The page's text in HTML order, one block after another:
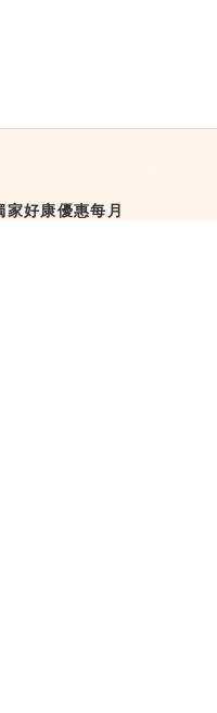
好康優惠每月